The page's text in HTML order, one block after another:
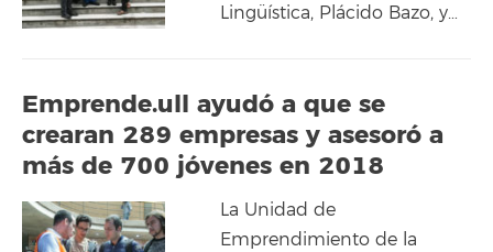
Lingüística, Plácido Bazo, y…
Emprende.ull ayudó a que se
crearan 289 empresas y asesoró a
más de 700 jóvenes en 2018
La Unidad de
Emprendimiento de la